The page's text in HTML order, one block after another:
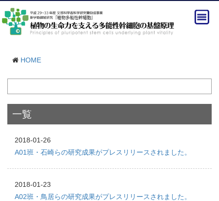
HOME
一覧
2018-01-26
A01班・石崎らの研究成果がプレスリリースされました。
2018-01-23
A02班・鳥居らの研究成果がプレスリリースされました。